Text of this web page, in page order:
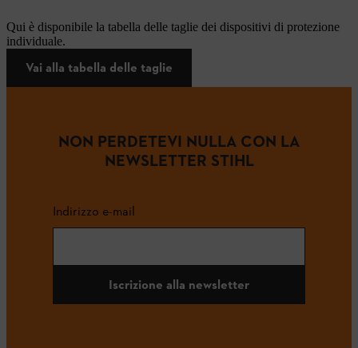
Qui è disponibile la tabella delle taglie dei dispositivi di protezione
individuale.
Vai alla tabella delle taglie
NON PERDETEVI NULLA CON LA
NEWSLETTER STIHL
Indirizzo e-mail
Iscrizione alla newsletter